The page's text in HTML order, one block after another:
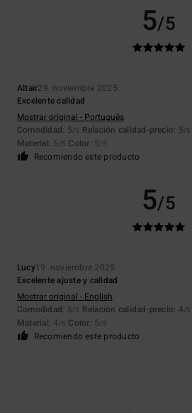
5/5
Altair29. noviembre 2025
Excelente calidad
Mostrar original - Português
Comodidad: 5/5 Relación calidad-precio: 5/5
Material: 5 /5 Color: 5/5
Recomiendo este producto
5/5
Lucy19. noviembre 2025
Excelente ajuste y calidad
Mostrar original - English
Comodidad: 5/5 Relación calidad-precio: 4/5
Material: 4 /5 Color: 5/5
Recomiendo este producto